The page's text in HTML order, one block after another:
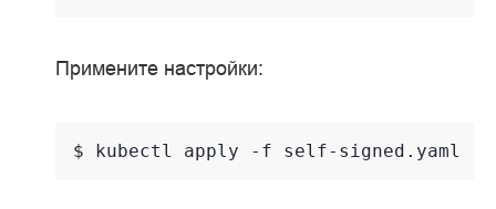
Примените настройки:
$ kubectl apply -f